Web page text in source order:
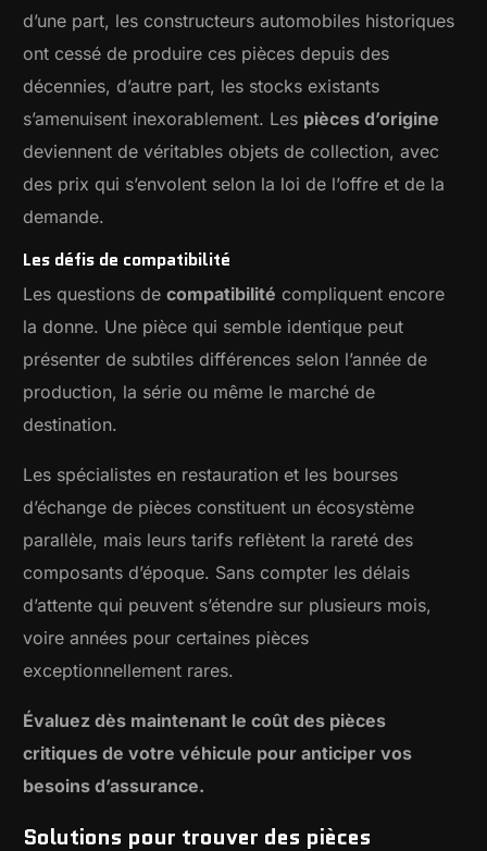
d’une part, les constructeurs automobiles historiques
ont cessé de produire ces pièces depuis des
décennies, d’autre part, les stocks existants
s’amenuisent inexorablement. Les pièces d’origine
deviennent de véritables objets de collection, avec
des prix qui s’envolent selon la loi de l’offre et de la
demande.
Les défis de compatibilité
Les questions decompatibilité compliquent encore
la donne. Une pièce qui semble identique peut
présenter de subtiles différences selon l’année de
production, la série ou même le marché de
destination.
Les spécialistes en restauration et les bourses
d’échange de pièces constituent un écosystème
parallèle, mais leurs tarifs reflètent la rareté des
composants d’époque. Sans compter les délais
d’attente qui peuvent s’étendre sur plusieurs mois,
voire années pour certaines pièces
exceptionnellement rares.
Évaluez dès maintenant le coût des pièces
critiques de votre véhicule pour anticiper vos
besoins d’assurance.
Solutions pour trouver des pièces